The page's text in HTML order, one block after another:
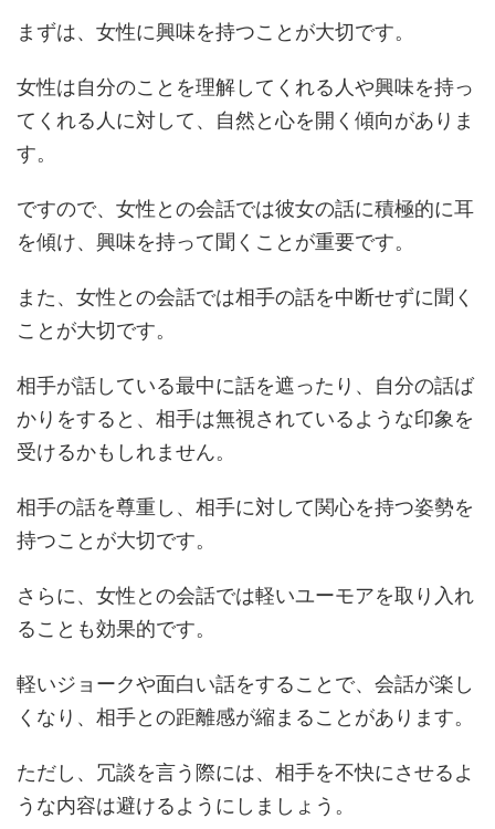
まずは、女性に興味を持つことが大切です。
女性は自分のことを理解してくれる人や興味を持っ
てくれる人に対して、自然と心を開く傾向がありま
す。
ですので、女性との会話では彼女の話に積極的に耳
を傾け、興味を持って聞くことが重要です。
また、女性との会話では相手の話を中断せずに聞く
ことが大切です。
相手が話している最中に話を遮ったり、自分の話ば
かりをすると、相手は無視されているような印象を
受けるかもしれません。
相手の話を尊重し、相手に対して関心を持つ姿勢を
持つことが大切です。
さらに、女性との会話では軽いユーモアを取り入れ
ることも効果的です。
軽いジョークや面白い話をすることで、会話が楽し
くなり、相手との距離感が縮まることがあります。
ただし、冗談を言う際には、相手を不快にさせるよ
うな内容は避けるようにしましょう。